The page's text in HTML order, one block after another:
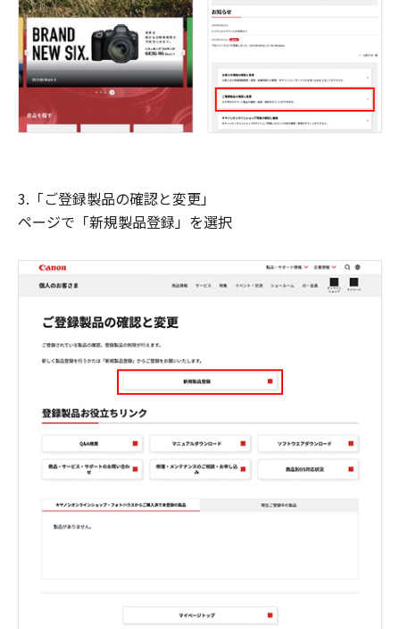
3.「ご登録製品の確認と変更」
ページで「新規製品登録」を選択